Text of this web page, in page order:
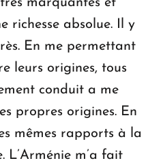
richesse absolue. Il y
En me permettant
leurs origines, tous
conduit a me
propres origines. En
mêmes rapports à la
L’Arménie m’a fait